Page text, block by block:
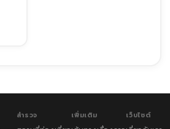
สำรวจ เพิ่มเติม เว็บไซต์